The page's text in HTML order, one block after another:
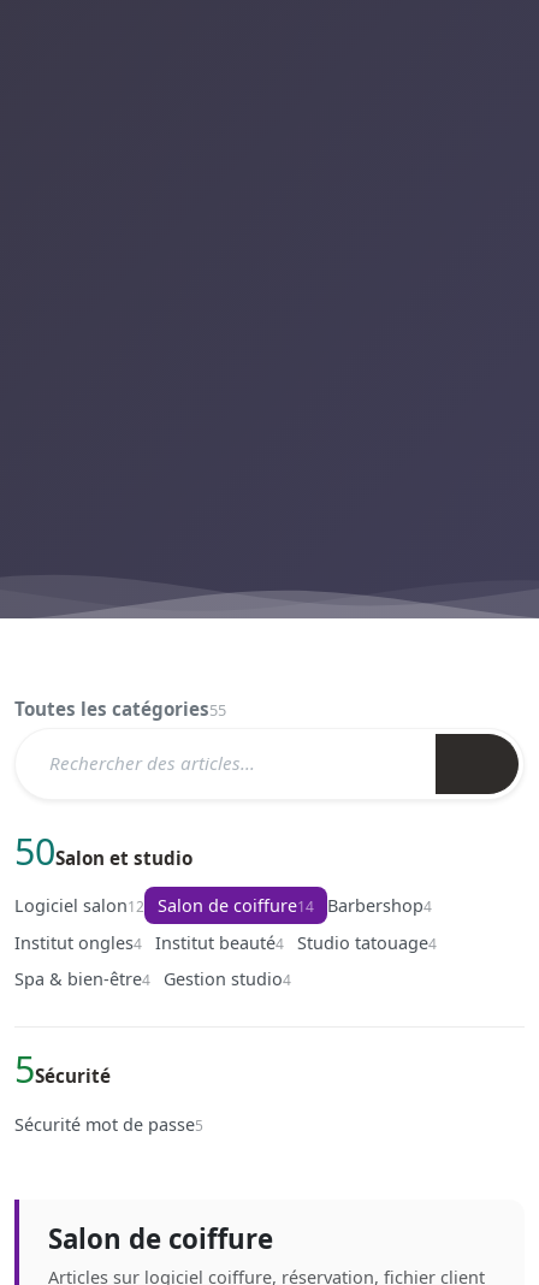
Toutes les catégories55
50Salon et studio
Logiciel salon12 Salon de coiffure14 Barbershop4
Institut ongles4 Institut beauté4 Studio tatouage4
Spa & bien-être4 Gestion studio4
5Sécurité
Sécurité mot de passe5
Salon de coiffure
Articles sur logiciel coiffure, réservation, fichier client